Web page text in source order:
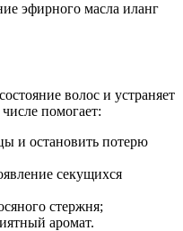
эфирного масла иланг
волос и устраняет
помогает:
и остановить потерю
секущихся
стержня;
аромат.